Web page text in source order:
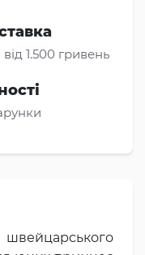
1.500 гривень
швейцарського